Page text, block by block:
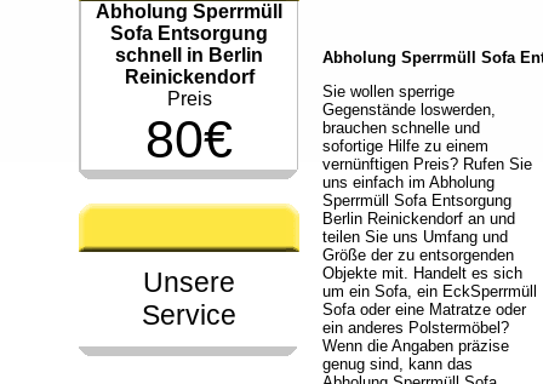
Abholung Sperrmüll
Sofa Entsorgung
schnell in Berlin
Reinickendorf
Preis
80€
Unsere
Service
Abholung Sperrmüll Sofa
Sie wollen sperrige
Gegenstände loswerden,
brauchen schnelle und
sofortige Hilfe zu einem
vernünftigen Preis? Rufen Sie
uns einfach im Abholung
Sperrmüll Sofa Entsorgung
Berlin Reinickendorf an und
teilen Sie uns Umfang und
Größe der zu entsorgenden
Objekte mit. Handelt es sich
um ein Sofa, ein EckSperrmüll
Sofa oder eine Matratze oder
ein anderes Polstermöbel?
Wenn die Angaben präzise
genug sind, kann das